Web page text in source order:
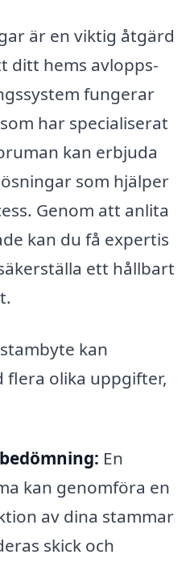
är en viktig åtgärd
ditt hems avlopps-
fungerar
har specialiserat
kan erbjuda
som hjälper
Genom att anlita
kan du få expertis
ett hållbart
kan
olika uppgifter,
En
kan genomföra en
av dina stammar
skick och